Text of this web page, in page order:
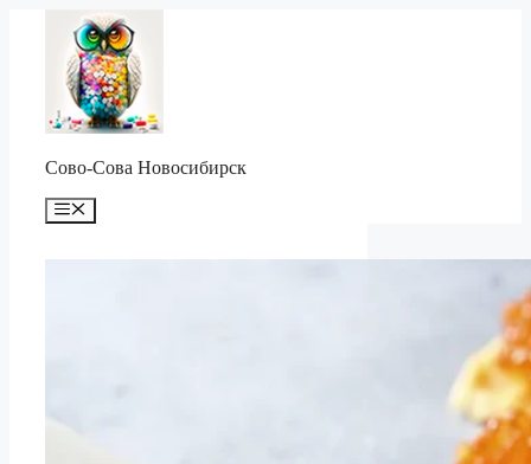
содержимому
Сово-Сова Новосибирск
Меню